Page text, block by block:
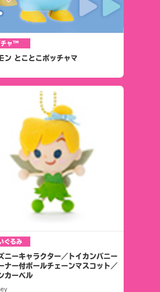
チャ™
ン とことこポッチャマ
ぐるみ
ニーキャラクター／トイカンパニー
ナー付ボールチェーンマスコット／
カーベル